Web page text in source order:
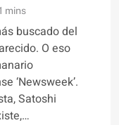
mins
buscado del
O eso
‘Newsweek’.
Satoshi